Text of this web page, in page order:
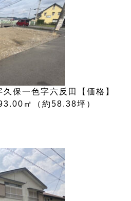
久保一色字六反田【価格】
㎡（約58.38坪）